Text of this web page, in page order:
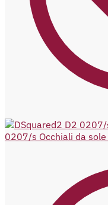
0207/s Occhiali da sole